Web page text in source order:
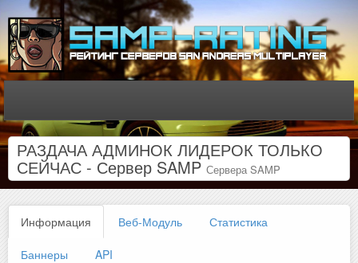
РАЗДАЧА АДМИНОК ЛИДЕРОК ТОЛЬКО
СЕЙЧАС - Сервер SAMP Сервера SAMP
Информация Веб-Модуль Статистика
Баннеры API